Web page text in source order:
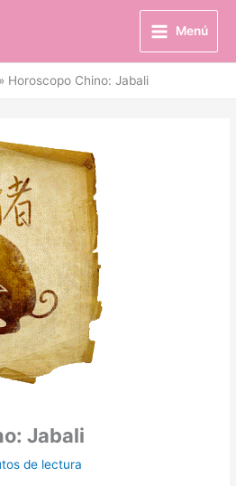
Menú
Horoscopo Chino: Jabali
Jabali
de lectura